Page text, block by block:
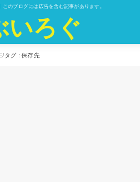
このブログには広告を含む記事があります。
いろぐ
タグ : 保存先